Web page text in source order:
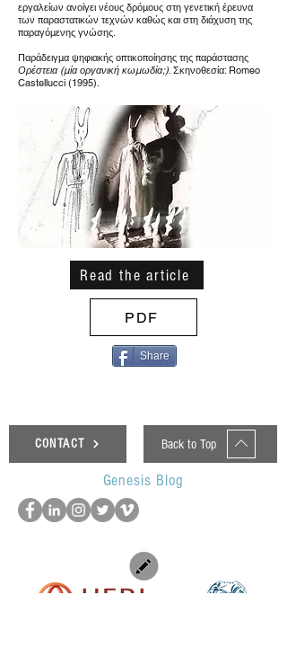
εργαλείων ανοίγει νέους δρόμους στη γενετική έρευνα
των παραστατικών τεχνών καθώς και στη διάχυση της
παραγόμενης γνώσης.
Παράδειγμα ψηφιακής οπτικοποίησης της παράστασης
Ορέστεια (μία οργανική κωμωδία;). Σκηνοθεσία: Romeo
Castellucci (1995).
Read the article
PDF
Share
CONTACT Back to Top
Genesis Blog